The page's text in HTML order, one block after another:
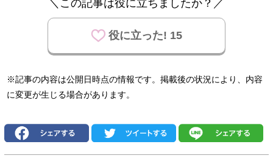
＼この記事は役に立ちましたか？／
役に立った! 15
※記事の内容は公開日時点の情報です。掲載後の状況により、内容
に変更が生じる場合があります。